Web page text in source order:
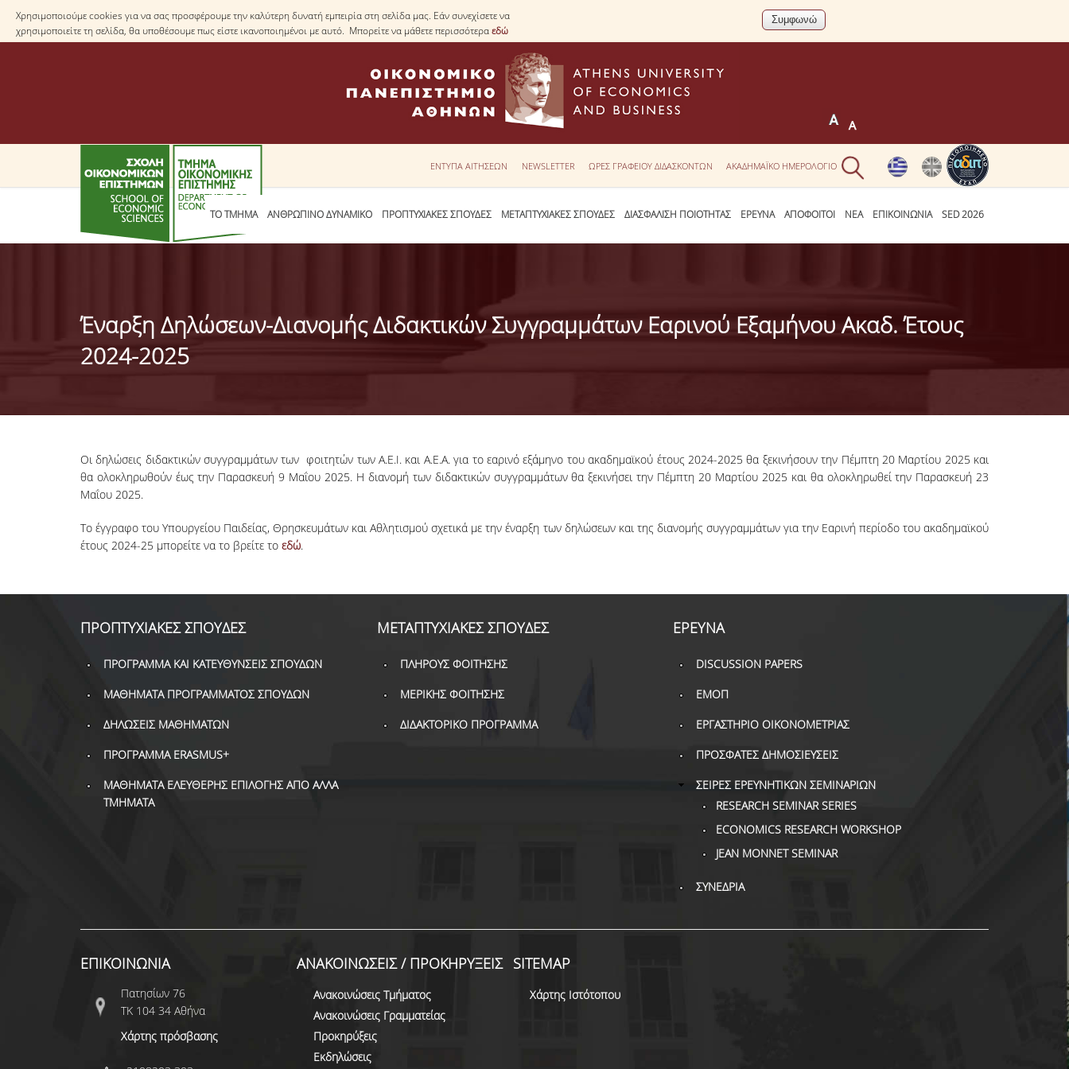
Χρησιμοποιούμε cookies για να σας προσφέρουμε την καλύτερη δυνατή εμπειρία στη σελίδα μας. Εάν συνεχίσετε να
χρησιμοποιείτε τη σελίδα, θα υποθέσουμε πως είστε ικανοποιημένοι με αυτό. Μπορείτε να μάθετε περισσότεραεδώ
ΕΝΤΥΠΑ ΑΙΤΗΣΕΩΝ NEWSLETTER ΩΡΕΣ ΓΡΑΦΕΙΟΥ ΔΙΔΑΣΚΟΝΤΩΝ ΑΚΑΔΗΜΑΪΚΟ ΗΜΕΡΟΛΟΓΙΟ
ΤΟ TΜΗΜΑ ΑΝΘΡΩΠΙΝΟ ΔΥΝΑΜΙΚΟ ΠΡΟΠΤΥΧΙΑΚΕΣ ΣΠΟΥΔΕΣ ΜΕΤΑΠΤΥΧΙΑΚΕΣ ΣΠΟΥΔΕΣ ΔΙΑΣΦΑΛΙΣΗ ΠΟΙΟΤΗΤΑΣ ΕΡΕΥΝΑ ΑΠΟΦΟΙΤΟΙ ΝΕΑ ΕΠΙΚΟΙΝΩΝΙΑ SED 2026
Έναρξη Δηλώσεων-Διανομής Διδακτικών Συγγραμμάτων Εαρινού Εξαμήνου Ακαδ. Έτους
2024-2025
Οι δηλώσεις διδακτικών συγγραμμάτων των φοιτητών των Α.Ε.Ι. και Α.Ε.Α. για το εαρινό εξάμηνο του ακαδημαϊκού έτους 2024-2025 θα ξεκινήσουν την Πέμπτη 20 Μαρτίου 2025 και
θα oλοκληρωθούν έως την Παρασκευή 9 Μαΐου 2025. Η διανομή των διδακτικών συγγραμμάτων θα ξεκινήσει την Πέμπτη 20 Μαρτίου 2025 και θα ολοκληρωθεί την Παρασκευή 23
Μαΐου 2025.
Το έγγραφο του Υπουργείου Παιδείας, Θρησκευμάτων και Αθλητισμού σχετικά με την έναρξη των δηλώσεων και της διανομής συγγραμμάτων για την Εαρινή περίοδο του ακαδημαϊκού
έτους 2024-25 μπορείτε να το βρείτε το εδώ.
ΠΡΟΠΤΥΧΙΑΚΕΣ ΣΠΟΥΔΕΣ
ΠΡΟΓΡΑΜΜΑ ΚΑΙ ΚΑΤΕΥΘΥΝΣΕΙΣ ΣΠΟΥΔΩΝ
ΜΑΘΗΜΑΤΑ ΠΡΟΓΡΑΜΜΑΤΟΣ ΣΠΟΥΔΩΝ
ΔΗΛΩΣΕΙΣ ΜΑΘΗΜΑΤΩΝ
ΠΡΟΓΡΑΜΜΑ ERASMUS+
ΜΑΘΗΜΑΤΑ ΕΛΕΥΘΕΡΗΣ ΕΠΙΛΟΓΗΣ ΑΠΟ ΑΛΛΑ
ΤΜΗΜΑΤΑ
ΜΕΤΑΠΤΥΧΙΑΚΕΣ ΣΠΟΥΔΕΣ
ΠΛΗΡΟΥΣ ΦΟΙΤΗΣΗΣ
ΜΕΡΙΚΗΣ ΦΟΙΤΗΣΗΣ
ΔΙΔΑΚΤΟΡΙΚΟ ΠΡΟΓΡΑΜΜΑ
ΕΡΕΥΝΑ
DISCUSSION PAPERS
ΕΜΟΠ
ΕΡΓΑΣΤΗΡΙΟ ΟΙΚΟΝΟΜΕΤΡΙΑΣ
ΠΡΟΣΦΑΤΕΣ ΔΗΜΟΣΙΕΥΣΕΙΣ
ΣΕΙΡΕΣ ΕΡΕΥΝΗΤΙΚΩΝ ΣΕΜΙΝΑΡΙΩΝ
RESEARCH SEMINAR SERIES
ECONOMICS RESEARCH WORKSHOP
JEAN MONNET SEMINAR
ΣΥΝΕΔΡΙΑ
ΕΠΙΚΟΙΝΩΝΙΑ
Πατησίων 76
ΤΚ 104 34 Αθήνα
Χάρτης πρόσβασης
ΑΝΑΚΟΙΝΩΣΕΙΣ / ΠΡΟΚΗΡΥΞΕΙΣ
Ανακοινώσεις Τμήματος
Ανακοινώσεις Γραμματείας
Προκηρύξεις
Εκδηλώσεις
SITEMAP
Χάρτης Ιστότοπου